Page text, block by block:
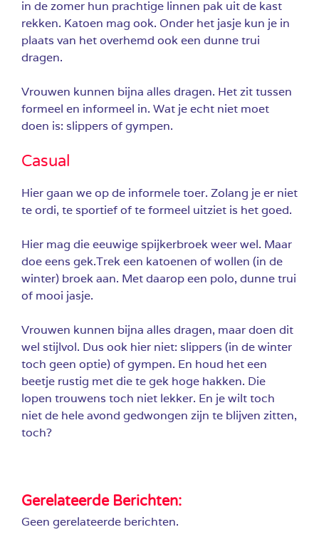
in de zomer hun prachtige linnen pak uit de kast
rekken. Katoen mag ook. Onder het jasje kun je in
plaats van het overhemd ook een dunne trui
dragen.
Vrouwen kunnen bijna alles dragen. Het zit tussen
formeel en informeel in. Wat je echt niet moet
doen is: slippers of gympen.
Casual
Hier gaan we op de informele toer. Zolang je er niet
te ordi, te sportief of te formeel uitziet is het goed.
Hier mag die eeuwige spijkerbroek weer wel. Maar
doe eens gek.Trek een katoenen of wollen (in de
winter) broek aan. Met daarop een polo, dunne trui
of mooi jasje.
Vrouwen kunnen bijna alles dragen, maar doen dit
wel stijlvol. Dus ook hier niet: slippers (in de winter
toch geen optie) of gympen. En houd het een
beetje rustig met die te gek hoge hakken. Die
lopen trouwens toch niet lekker. En je wilt toch
niet de hele avond gedwongen zijn te blijven zitten,
toch?
Gerelateerde Berichten:
Geen gerelateerde berichten.